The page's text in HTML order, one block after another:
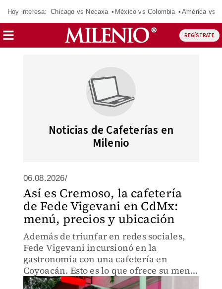
Hoy interesa: Chicago vs Necaxa México vs Colombia América vs
REGÍSTRATE
Noticias de Cafeterías en
Milenio
06.08.2026/
Así es Cremoso, la cafetería
de Fede Vigevani en CdMx:
menú, precios y ubicación
Además de triunfar en redes sociales,
Fede Vigevani incursionó en la
gastronomía con una cafetería en
Coyoacán. Esto es lo que ofrece su menú
y sus precios.